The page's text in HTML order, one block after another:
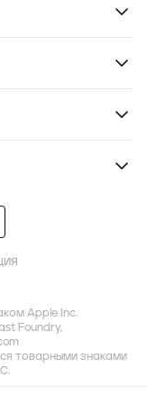
Apple Inc.
Foundry,
товарными знаками